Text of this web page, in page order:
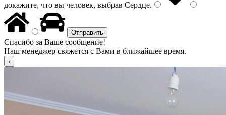
докажите, что вы человек, выбрав Сердце.
Спасибо за Ваше сообщение!
Наш менеджер свяжется с Вами в ближайшее время.